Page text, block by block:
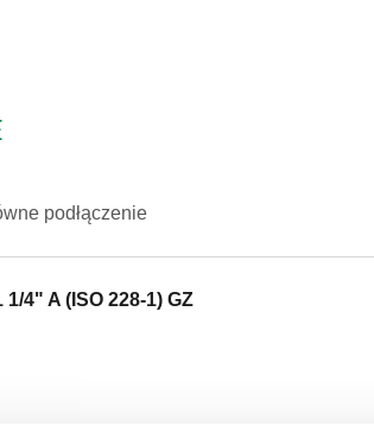
podłączenie
1/4" A (ISO 228-1) GZ